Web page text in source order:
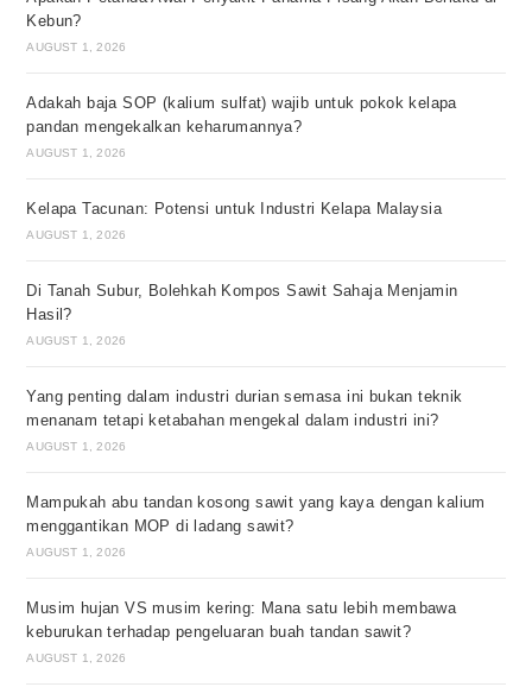
Kebun?
AUGUST 1, 2026
Adakah baja SOP (kalium sulfat) wajib untuk pokok kelapa
pandan mengekalkan keharumannya?
AUGUST 1, 2026
Kelapa Tacunan: Potensi untuk Industri Kelapa Malaysia
AUGUST 1, 2026
Di Tanah Subur, Bolehkah Kompos Sawit Sahaja Menjamin
Hasil?
AUGUST 1, 2026
Yang penting dalam industri durian semasa ini bukan teknik
menanam tetapi ketabahan mengekal dalam industri ini?
AUGUST 1, 2026
Mampukah abu tandan kosong sawit yang kaya dengan kalium
menggantikan MOP di ladang sawit?
AUGUST 1, 2026
Musim hujan VS musim kering: Mana satu lebih membawa
keburukan terhadap pengeluaran buah tandan sawit?
AUGUST 1, 2026